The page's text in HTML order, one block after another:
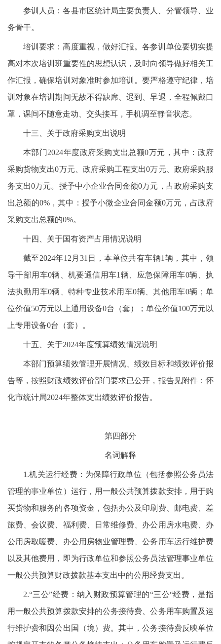
参训人员：各县市区统计局主要负责人、分管领导、业
务骨干。
培训要求：高度重视，做好汇报。各参训单位要切实提
高对本次培训班重要性的思想认识，及时向领导做好相关工
作汇报，确保培训对象准时参加培训。要严格遵守纪律，培
训对象在培训期间无故不得缺席、迟到、早退，全程佩戴口
罩，课间不随意走动、交头接耳，手机调至静音状态。
十三、关于政府采购支出说明
本部门2024年度政府采购支出总额0万元，其中：政府
采购货物支出0万元、政府采购工程支出0万元、政府采购服
务支出0万元。授予中小企业合同金额0万元，占政府采购支
出总额的0%，其中：授予小微企业合同金额0万元，占政府
采购支出总额的0%。
十四、关于国有资产占用情况说明
截至2024年12月31日，本单位共有车辆1辆，其中，领
导干部用车0辆、机要通信用车1辆、应急保障用车0辆、执
法执勤用车0辆、特种专业技术用车0辆、其他用车0辆；单
位价值50万元以上通用设备0台（套）；单位价值100万元以
上专用设备0台（套）。
十五、关于2024年度预算绩效情况说明
本部门预算绩效管理开展情况、绩效目标和绩效评价报
告等，按照财政绩效评价部门要求已公开，报告见附件：怀
化市统计局2024年整体支出绩效评价报告。
第四部分
名词解释
1.机关运行经费：为保障行政单位（包括参照公务员法
管理的事业单位）运行，用一般公共预算拨款安排，用于购
买货物和服务的各项资金，包括办公及印刷费、邮电费、差
旅费、会议费、福利费、日常维修费、办公用房水电费、办
公用房取暖费、办公用房物业管理费、公务用车运行维护费
以及其他费用，即为行政单位和参照公务员法管理事业单位
一般公共预算财政拨款基本支出中的公用经费支出。
2.“三公”经费：纳入财政预算管理的“三公“经费，是指
用一般公共预算拨款安排的公务接待费、公务用车购置及运
行维护费和因公出国（境）费。其中，公务接待费反映单位